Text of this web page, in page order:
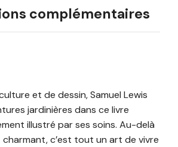
complémentaires
et de dessin, Samuel Lewis
jardinières dans ce livre
illustré par ses soins. Au-delà
c’est tout un art de vivre